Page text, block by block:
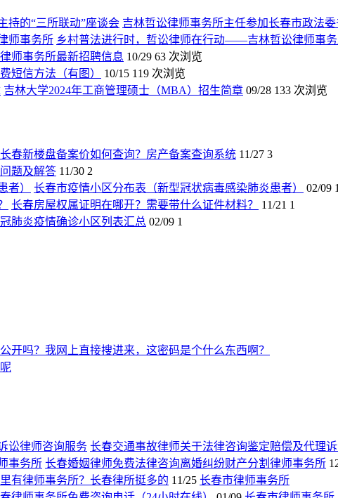
吉林哲讼律师事务所主任参加长春市政法
乡村普法进行时，哲讼律师在行动——吉林哲讼律师事
师事务所最新招聘信息 10/29 63 次浏览
短信方法（有图）
10/15 119 次浏览
吉林大学2024年工商管理硕士（MBA）招生简章 09/28 133 次浏览
长春新楼盘备案价如何查询？房产备案查询系统 11/27 3
题及解答 11/30 2
长春市疫情小区分布表（新型冠状病毒感染肺炎患者）
02/09 1
长春房屋权属证明在哪开？需要带什么证件材料？
11/21 1
肺炎疫情确诊小区列表汇总 02/09 1
开吗？我网上直接搜进来，这密码是个什么东西啊？
长春交通事故律师关于法律咨询鉴定赔偿及代理
长春婚姻律师免费法律咨询离婚纠纷财产分割律师事务所
有律师事务所？长春律所挺多的 11/25 长春市律师事务所